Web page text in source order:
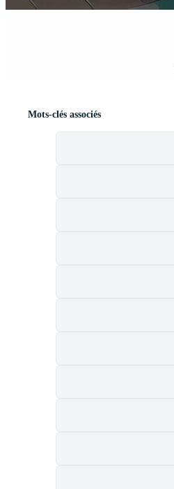
Mots-clés associés